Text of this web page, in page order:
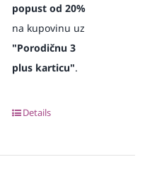
popust od 20%
na kupovinu uz
"Porodičnu 3
plus karticu".
Details